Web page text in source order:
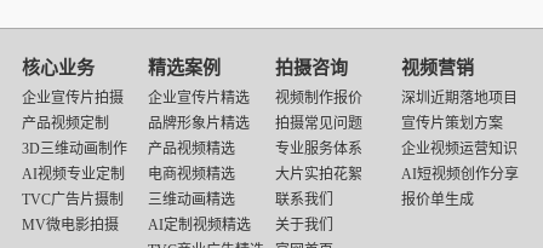
核心业务
企业宣传片拍摄
产品视频定制
3D三维动画制作
AI视频专业定制
TVC广告片摄制
MV微电影拍摄
精选案例
企业宣传片精选
品牌形象片精选
产品视频精选
电商视频精选
三维动画精选
AI定制视频精选
拍摄咨询
视频制作报价
拍摄常见问题
专业服务体系
大片实拍花絮
联系我们
关于我们
视频营销
深圳近期落地项目
宣传片策划方案
企业视频运营知识
AI短视频创作分享
报价单生成